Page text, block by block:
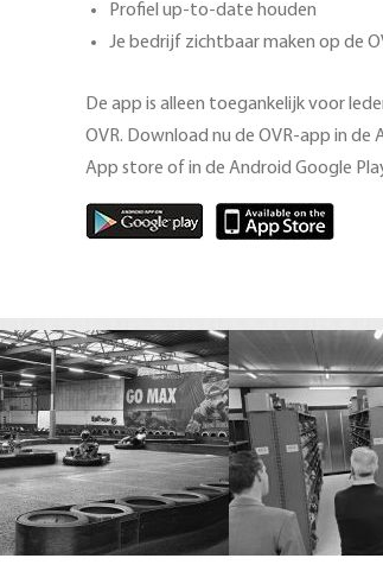
Profiel up-to-date houden
Je bedrijf zichtbaar maken op de
De app is alleen toegankelijk voor
OVR. Download nu de OVR-app in de
App store of in de Android Google